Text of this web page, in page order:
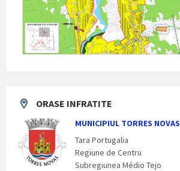
ORASE INFRATITE
MUNICIPIUL TORRES NOVAS
Tara Portugalia
Regiune de Centru
Subregiunea Médio Tejo